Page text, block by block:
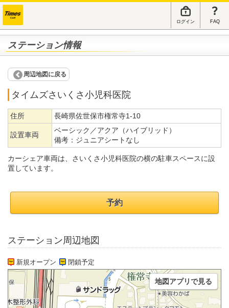
ログイン FAQ
ステーション情報
周辺地図に戻る
タイムズさいくさ小児科医院
住所 長崎県佐世保市権常寺1-10
設置車両
ベーシック／アクア（ハイブリッド）
備考： ジュニアシートなし
カーシェア車両は、さいくさ小児科医院の横の駐車スペースに設
置しています。
予約
ステーション周辺地図
新規オープン 閉鎖予定
地図アプリで見る